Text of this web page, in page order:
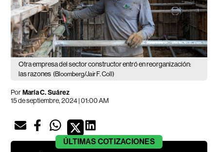
Otra empresa del sector constructor entró en reorganización:
las razones (Bloomberg/Jair F. Coll)
PorMaría C. Suárez
15 de septiembre, 2024 | 01:00 AM
ÚLTIMAS COTIZACIONES